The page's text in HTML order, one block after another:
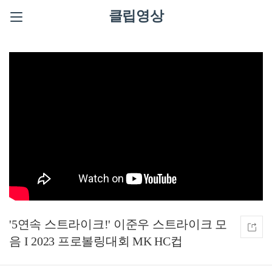
클립영상
'5연속 스트라이크!' 이준우 스트라이크 모
음 I 2023 프로볼링대회 MK HC컵